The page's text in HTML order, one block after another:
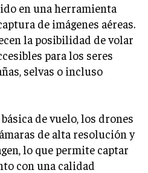
en una herramienta
de imágenes aéreas.
la posibilidad de volar
para los seres
selvas o incluso
de vuelo, los drones
de alta resolución y
lo que permite captar
con una calidad